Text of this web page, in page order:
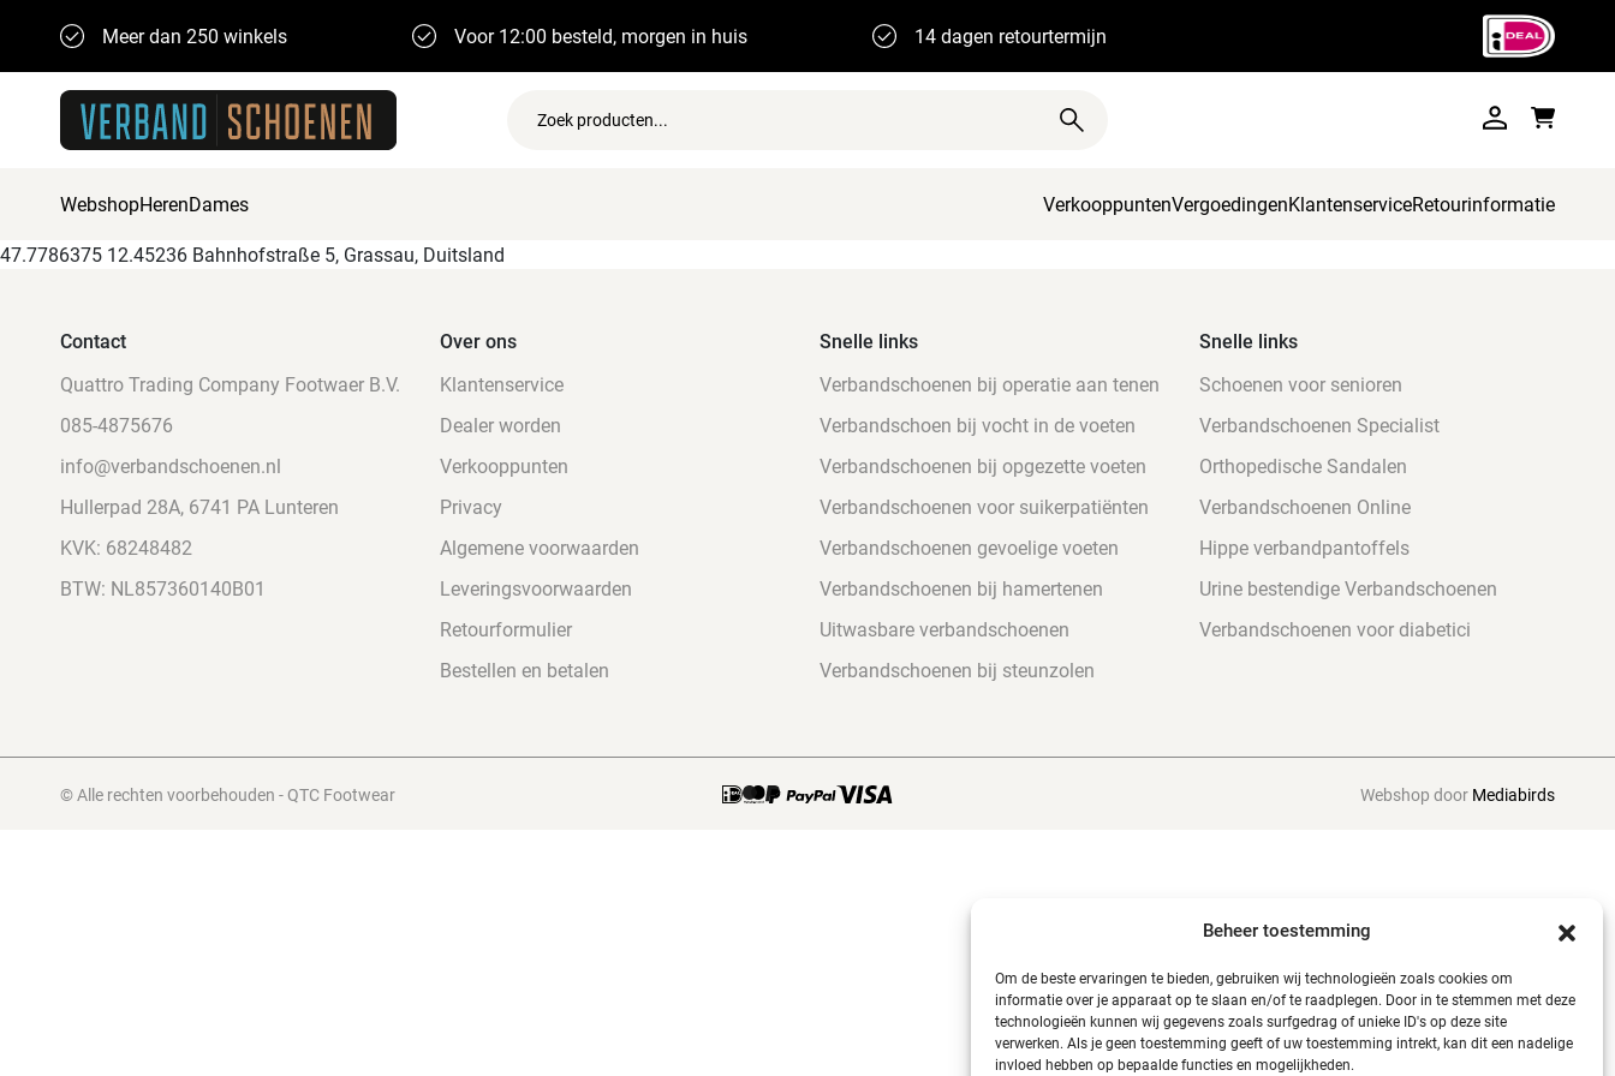
Beheer toestemming
Om de beste ervaringen te bieden, gebruiken wij technologieën zoals cookies om
informatie over je apparaat op te slaan en/of te raadplegen. Door in te stemmen met deze
technologieën kunnen wij gegevens zoals surfgedrag of unieke ID's op deze site
verwerken. Als je geen toestemming geeft of uw toestemming intrekt, kan dit een nadelige
invloed hebben op bepaalde functies en mogelijkheden.
Meer dan 250 winkels Voor 12:00 besteld, morgen in huis 14 dagen retourtermijn
WebshopHerenDames VerkooppuntenVergoedingenKlantenserviceRetourinformatie
47.7786375 12.45236 Bahnhofstraße 5, Grassau, Duitsland
Contact
Quattro Trading Company Footwaer B.V.
085-4875676
info@verbandschoenen.nl
Hullerpad 28A, 6741 PA Lunteren
KVK: 68248482
BTW: NL857360140B01
Over ons
Klantenservice
Dealer worden
Verkooppunten
Privacy
Algemene voorwaarden
Leveringsvoorwaarden
Retourformulier
Bestellen en betalen
Snelle links
Verbandschoenen bij operatie aan tenen
Verbandschoen bij vocht in de voeten
Verbandschoenen bij opgezette voeten
Verbandschoenen voor suikerpatiënten
Verbandschoenen gevoelige voeten
Verbandschoenen bij hamertenen
Uitwasbare verbandschoenen
Verbandschoenen bij steunzolen
Snelle links
Schoenen voor senioren
Verbandschoenen Specialist
Orthopedische Sandalen
Verbandschoenen Online
Hippe verbandpantoffels
Urine bestendige Verbandschoenen
Verbandschoenen voor diabetici
© Alle rechten voorbehouden - QTC Footwear Webshop door Mediabirds